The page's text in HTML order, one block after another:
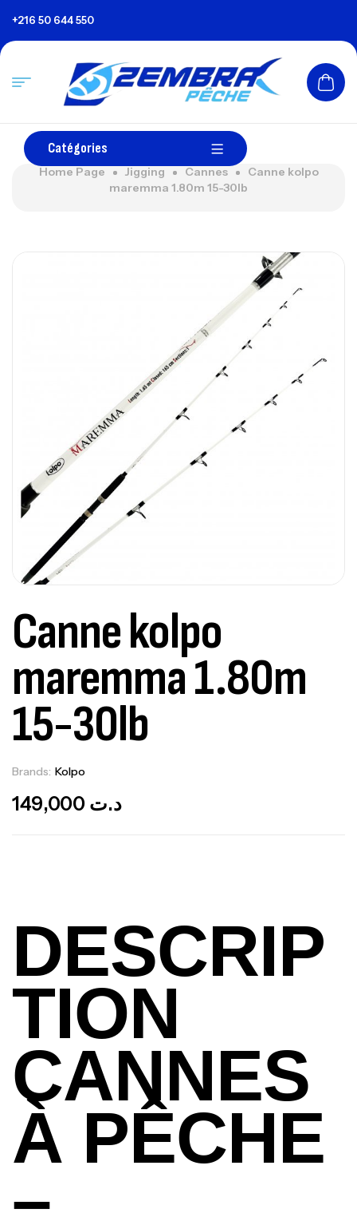
+216 50 644 550
Catégories
Home Page Jigging Cannes
Canne kolpo
maremma 1.80m 15-30lb
Canne kolpo
maremma 1.80m
15-30lb
Brands: Kolpo
د.ت
DESCRIP
TION
CANNES
À PÊCHE